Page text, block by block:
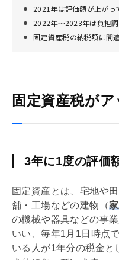
2021年は評価額が上がっ
2022年〜2023年は負担
固定資産税の納税額に間
固定資産税が
3年に1度の評価
固定資産 とは、宅地や
舗・工場などの建物（
の機械や器具などの事
いい、毎年1月1日時点
いる人が1年分の税金と